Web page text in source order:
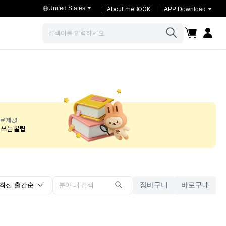
United States About meBOOK APP Download
검색 장바구니마이페
제공!
는 꿀팁
장바구니 바로구매